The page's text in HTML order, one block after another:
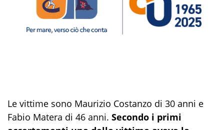
Le vittime sono Maurizio Costanzo di 30 anni e
Fabio Matera di 46 anni. Secondo i primi